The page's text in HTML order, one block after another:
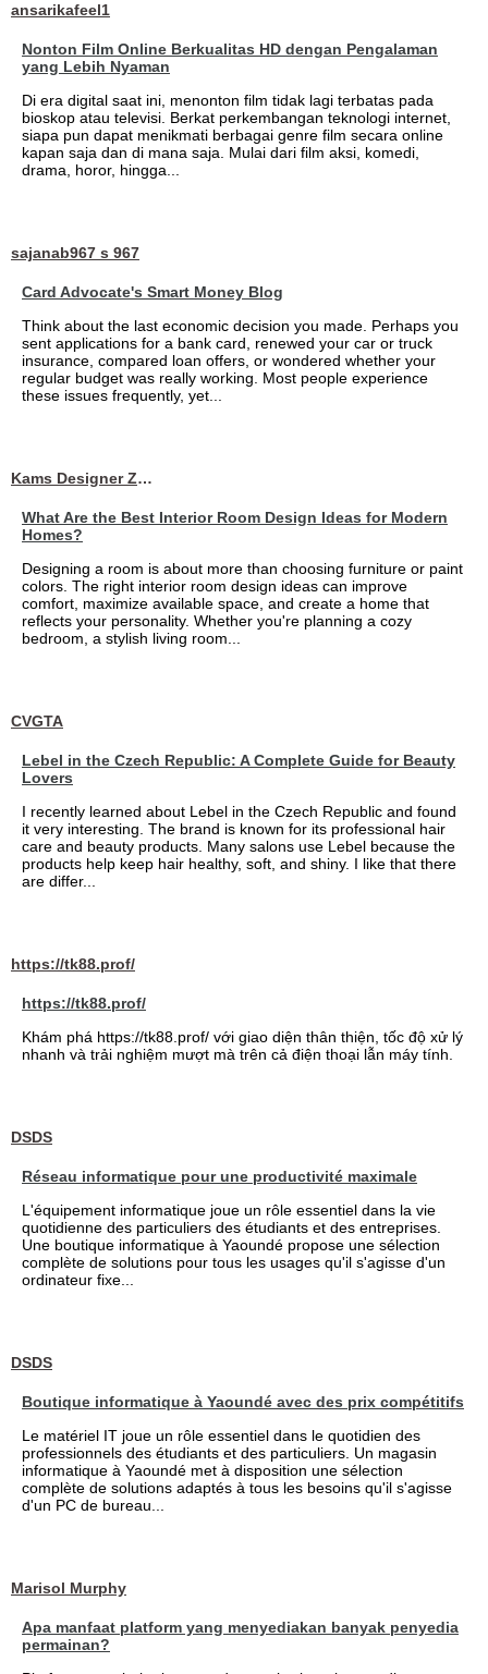
ansarikafeel1
Nonton Film Online Berkualitas HD dengan Pengalaman
yang Lebih Nyaman
Di era digital saat ini, menonton film tidak lagi terbatas pada
bioskop atau televisi. Berkat perkembangan teknologi internet,
siapa pun dapat menikmati berbagai genre film secara online
kapan saja dan di mana saja. Mulai dari film aksi, komedi,
drama, horor, hingga...
sajanab967 s 967
Card Advocate's Smart Money Blog
Think about the last economic decision you made. Perhaps you
sent applications for a bank card, renewed your car or truck
insurance, compared loan offers, or wondered whether your
regular budget was really working. Most people experience
these issues frequently, yet...
Kams Designer Zone
What Are the Best Interior Room Design Ideas for Modern
Homes?
Designing a room is about more than choosing furniture or paint
colors. The right interior room design ideas can improve
comfort, maximize available space, and create a home that
reflects your personality. Whether you're planning a cozy
bedroom, a stylish living room...
CVGTA
Lebel in the Czech Republic: A Complete Guide for Beauty
Lovers
I recently learned about Lebel in the Czech Republic and found
it very interesting. The brand is known for its professional hair
care and beauty products. Many salons use Lebel because the
products help keep hair healthy, soft, and shiny. I like that there
are differ...
https://tk88.prof/
https://tk88.prof/
Khám phá https://tk88.prof/ với giao diện thân thiện, tốc độ xử lý
nhanh và trải nghiệm mượt mà trên cả điện thoại lẫn máy tính.
DSDS
Réseau informatique pour une productivité maximale
L'équipement informatique joue un rôle essentiel dans la vie
quotidienne des particuliers des étudiants et des entreprises.
Une boutique informatique à Yaoundé propose une sélection
complète de solutions pour tous les usages qu'il s'agisse d'un
ordinateur fixe...
DSDS
Boutique informatique à Yaoundé avec des prix compétitifs
Le matériel IT joue un rôle essentiel dans le quotidien des
professionnels des étudiants et des particuliers. Un magasin
informatique à Yaoundé met à disposition une sélection
complète de solutions adaptés à tous les besoins qu'il s'agisse
d'un PC de bureau...
Marisol Murphy
Apa manfaat platform yang menyediakan banyak penyedia
permainan?